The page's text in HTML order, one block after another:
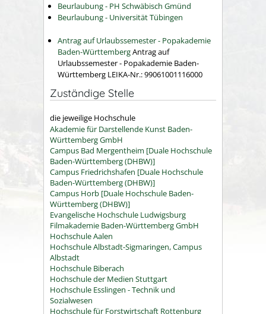
Beurlaubung - PH Schwäbisch Gmünd
Beurlaubung - Universität Tübingen
Antrag auf Urlaubssemester - Popakademie
Baden-WürttembergAntrag auf
Urlaubssemester - Popakademie Baden-
Württemberg LEIKA-Nr.: 99061001116000
Zuständige Stelle
die jeweilige Hochschule
Akademie für Darstellende Kunst Baden-
Württemberg GmbH
Campus Bad Mergentheim [Duale Hochschule
Baden-Württemberg (DHBW)]
Campus Friedrichshafen [Duale Hochschule
Baden-Württemberg (DHBW)]
Campus Horb [Duale Hochschule Baden-
Württemberg (DHBW)]
Evangelische Hochschule Ludwigsburg
Filmakademie Baden-Württemberg GmbH
Hochschule Aalen
Hochschule Albstadt-Sigmaringen, Campus
Albstadt
Hochschule Biberach
Hochschule der Medien Stuttgart
Hochschule Esslingen - Technik und
Sozialwesen
Hochschule für Forstwirtschaft Rottenburg